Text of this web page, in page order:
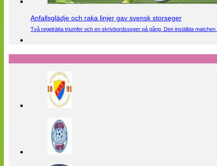
Anfallsglädje och raka linjer gav svensk storseger
Två regelrätta triumfer och en skrivbordsseger på gång. Den inställda